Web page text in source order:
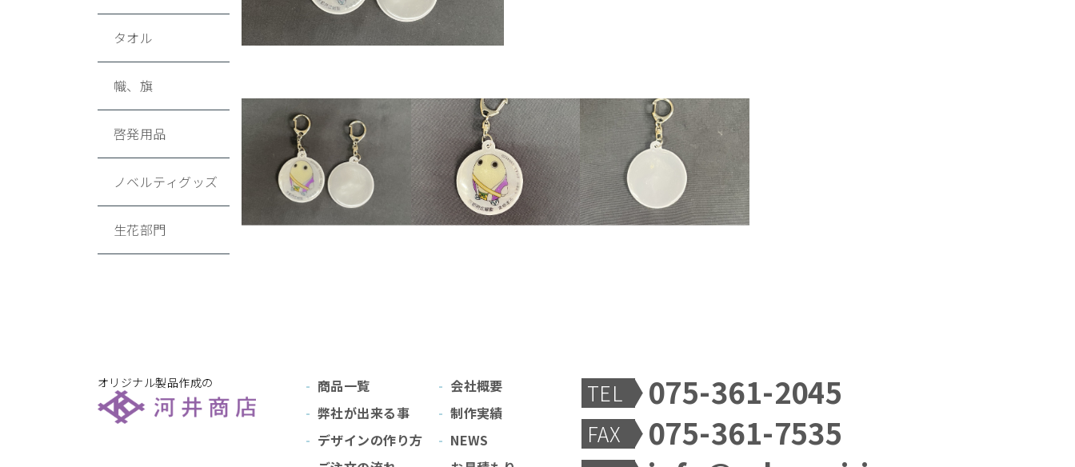
タオル
幟、旗
啓発用品
ノベルティグッズ
生花部門
オリジナル製品作成の 商品一覧
会社概要
弊社が出来る事
制作実績
デザインの作り方
NEWS
TEL 075-361-2045
FAX 075-361-7535